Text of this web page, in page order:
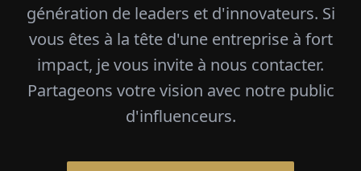
génération de leaders et d'innovateurs. Si
vous êtes à la tête d'une entreprise à fort
impact, je vous invite à nous contacter.
Partageons votre vision avec notre public
d'influenceurs.